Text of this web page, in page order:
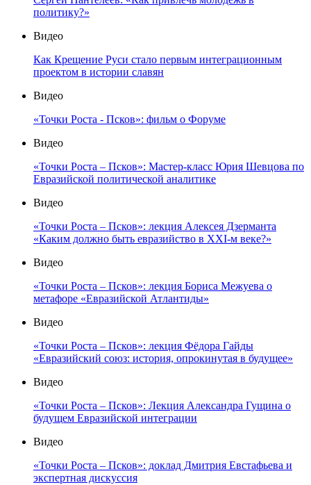
политику?»
Видео
Как Крещение Руси стало первым интеграционным
проектом в истории славян
Видео
«Точки Роста - Псков»: фильм о Форуме
Видео
«Точки Роста – Псков»: Мастер-класс Юрия Шевцова по
Евразийской политической аналитике
Видео
«Точки Роста – Псков»: лекция Алексея Дзерманта
«Каким должно быть евразийство в XXI-м веке?»
Видео
«Точки Роста – Псков»: лекция Бориса Межуева о
метафоре «Евразийской Атлантиды»
Видео
«Точки Роста – Псков»: лекция Фёдора Гайды
«Евразийский союз: история, опрокинутая в будущее»
Видео
«Точки Роста – Псков»: Лекция Александра Гущина о
будущем Евразийской интеграции
Видео
«Точки Роста – Псков»: доклад Дмитрия Евстафьева и
экспертная дискуссия